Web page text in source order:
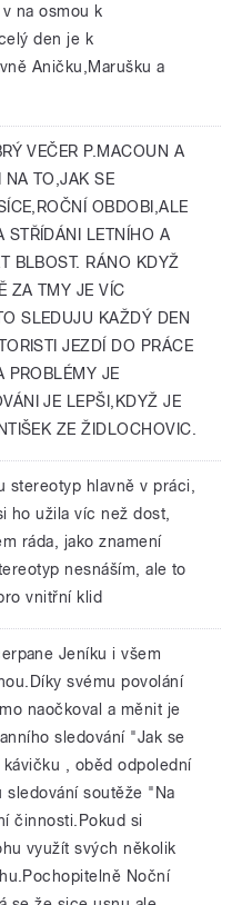
na osmou k
den je k
Aničku,Marušku a
VEČER P.MACOUN A
TO,JAK SE
OBDOBI,ALE
STŘÍDÁNI LETNÍHO A
BLBOST. RÁNO KDYŽ
ZA TMY JE VÍC
SLEDUJU KAŽDÝ DEN
JEZDÍ DO PRÁCE
PROBLÉMY JE
JE LEPŠI,KDYŽ JE
ZE ŽIDLOCHOVIC.
stereotyp hlavně v práci,
ho užila víc než dost,
ráda, jako znamení
nesnáším, ale to
vnitřní klid
Jeníku i všem
svému povolání
naočkoval a měnit je
sledování "Jak se
, oběd odpolední
sledování soutěže "Na
činnosti.Pokud si
využít svých několik
Noční